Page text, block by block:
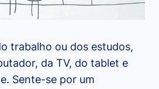
trabalho ou dos estudos,
da TV, do tablet e
Sente-se por um